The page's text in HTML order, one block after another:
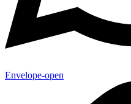
Envelope-open